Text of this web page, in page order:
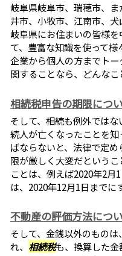
岐阜県岐阜市、瑞穂市、
井市、小牧市、江南市、犬
岐阜県にお住まいの皆様を
て、豊富な知識を使って
企業から個人の方までト
関することなら、どんな
相続税申告の期限につ
そして、相続も例外では
続人が亡くなったことを
ばならないと、法律で定
限が厳しく大変だという
ことは、例えば2020年2月
は、2020年12月1日までに
不動産の評価方法につ
そして、金銭以外のもの
れ、 相続税も、換算した